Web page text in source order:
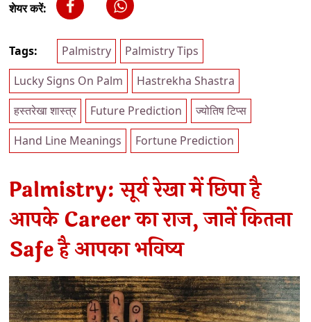
शेयर करें:
Tags: Palmistry
Palmistry Tips
Lucky Signs On Palm
Hastrekha Shastra
हस्तरेखा शास्त्र
Future Prediction
ज्योतिष टिप्स
Hand Line Meanings
Fortune Prediction
Palmistry: सूर्य रेखा में छिपा है
आपके Career का राज, जानें कितना
Safe है आपका भविष्य